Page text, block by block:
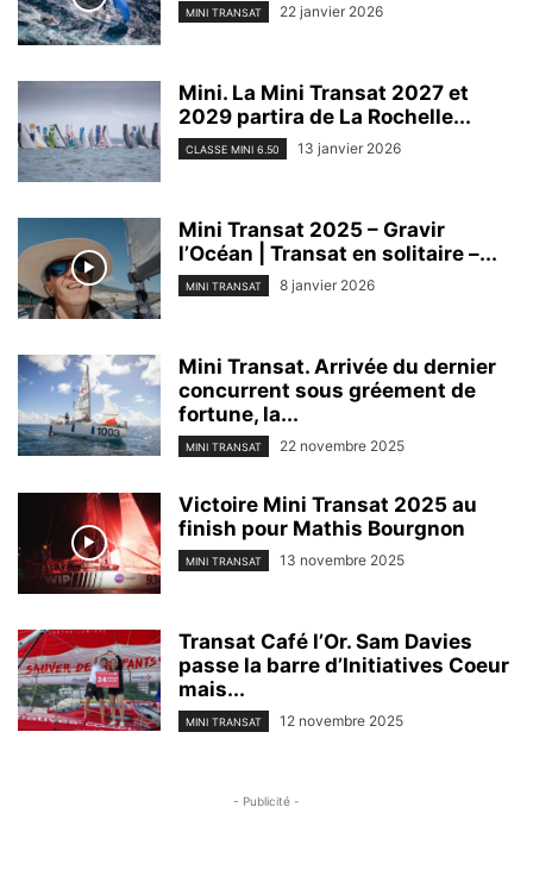
MINI TRANSAT 22 janvier 2026
Mini. La Mini Transat 2027 et
2029 partira de La Rochelle...
CLASSE MINI 6.50 13 janvier 2026
Mini Transat 2025 – Gravir
l’Océan | Transat en solitaire –...
MINI TRANSAT 8 janvier 2026
Mini Transat. Arrivée du dernier
concurrent sous gréement de
fortune, la...
MINI TRANSAT 22 novembre 2025
Victoire Mini Transat 2025 au
finish pour Mathis Bourgnon
MINI TRANSAT 13 novembre 2025
Transat Café l’Or. Sam Davies
passe la barre d’Initiatives Coeur
mais...
MINI TRANSAT 12 novembre 2025
- Publicité -